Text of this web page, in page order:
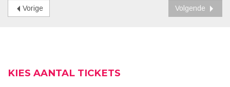
Vorige Volgende
KIES AANTAL TICKETS